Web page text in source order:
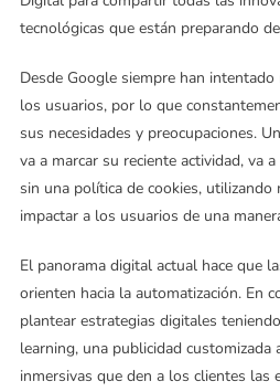
tecnológicas que están preparando
Desde Google siempre han
los usuarios, por lo que
sus necesidades y preocupaciones.
va a marcar su reciente actividad, va
sin una política de cookies,
impactar a los usuarios de una
El panorama digital actual hace que
orienten hacia la automatización. En
plantear estrategias digitales
learning, una publicidad customizada
inmersivas que den a los clientes las